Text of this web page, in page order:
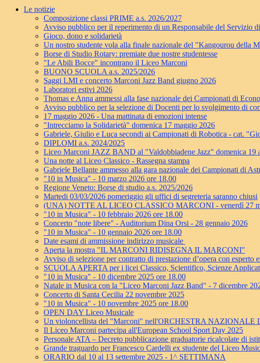
Le notizie
Composizione classi PRIME a.s. 2026/2027
Avviso pubblico per il reperimento di un Responsabile del Servizio
Gioco, dono e solidarietà
Un nostro studente vola alla finale nazionale del "Kangourou della
Borse di Studio Rotary: premiate due nostre studentesse
"Le Abili Bocce" incontrano il Liceo Marconi
BUONO SCUOLA a.s. 2025/2026
Saggi LMI e concerto Marconi Jazz Band giugno 2026
Laboratori estivi 2026
Thomas e Anna ammessi alla fase nazionale dei Campionati di
Avviso pubblico per la selezione di Docenti per lo svolgimento di
17 maggio 2026 - Una mattinata di emozioni intense
"Intrecciamo la Solidarietà" domenica 17 maggio 2026
Gabriele, Giulio e Luca secondi ai Campionati di Robotica - cat.
DIPLOMI a.s. 2024/2025
Liceo Marconi JAZZ BAND al "Valdobbiadene Jazz" domenica 19
Una notte al Liceo Classico - Rassegna stampa
Gabriele Bellante ammesso alla gara nazionale dei Campionati di
"10 in Musica" - 10 marzo 2026 ore 18.00
Regione Veneto: Borse di studio a.s. 2025/2026
Martedi 03/03/2026 pomeriggio gli uffici di segreteria saranno chiusi
(UNA) NOTTE AL LICEO CLASSICO MARCONI - venerdì 27
"10 in Musica" - 10 febbraio 2026 ore 18.00
Concerto "note libere" - Auditorium Dina Orsi - 28 gennaio 2026
"10 in Musica" - 10 gennaio 2026 ore 18.00
Date esami di ammissione indirizzo musicale
Aperta la mostra "IL MARCONI RIDISEGNA IL MARCONI"
Avviso di selezione per contratto di prestazione d’opera con
SCUOLA APERTA per i licei Classico, Scientifico, Scienze
"10 in Musica" - 10 dicembre 2025 ore 18.00
Natale in Musica con la "Liceo Marconi Jazz Band" - 7 dicembre
Concerto di Santa Cecilia 22 novembre 2025
"10 in Musica" - 10 novembre 2025 ore 18.00
OPEN DAY Liceo Musicale
Un violoncellista del "Marconi" nell'ORCHESTRA
Il Liceo Marconi partecipa all'European School Sport Day 2025
Personale ATA – Decreto pubblicazione graduatorie ricalcolate di
Grande traguardo per Francesco Cardelli ex studente del Liceo
ORARIO dal 10 al 13 settembre 2025 - 1^ SETTIMANA